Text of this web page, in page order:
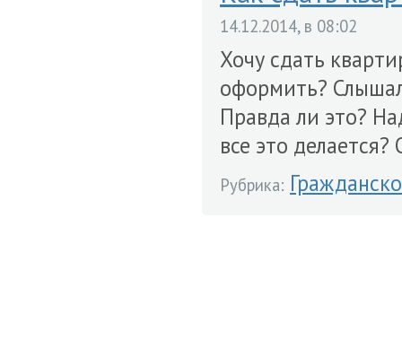
14.12.2014, в 08:02
Хочу сдать
оформить?
Правда ли это?
все это
Рубрика: